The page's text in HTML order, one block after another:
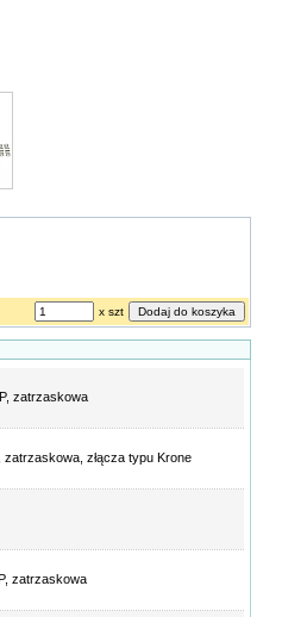
x szt
zatrzaskowa
zatrzaskowa, złącza typu Krone
zatrzaskowa